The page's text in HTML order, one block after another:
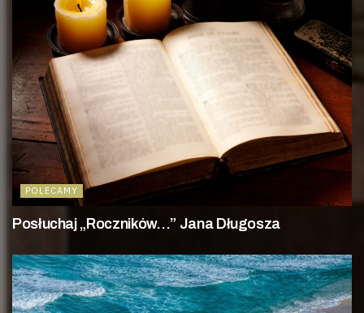
POLECAMY
Posłuchaj „Roczników…” Jana Długosza